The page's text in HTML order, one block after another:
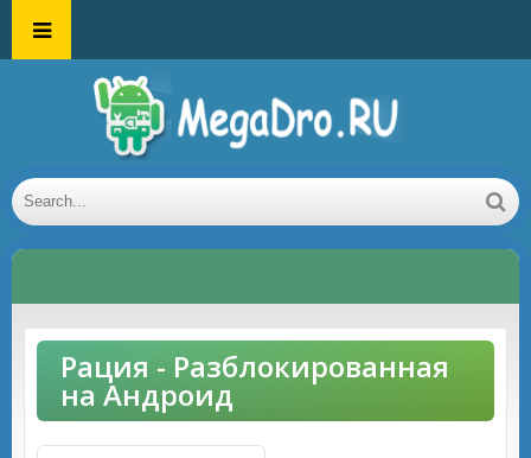
Рация - Разблокированная
на Андроид